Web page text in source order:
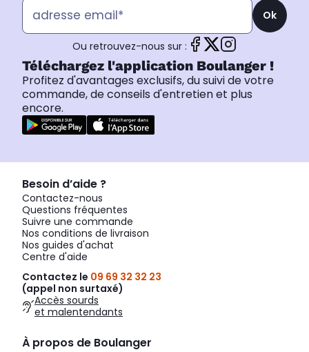
Ok
Ou retrouvez-nous sur :
Téléchargez l'application Boulanger !
Profitez d'avantages exclusifs, du suivi de votre
commande, de conseils d'entretien et plus
encore.
Besoin d’aide ?
Contactez-nous
Questions fréquentes
Suivre une commande
Nos conditions de livraison
Nos guides d'achat
Centre d'aide
Contactez le 09 69 32 32 23
(appel non surtaxé)
Accès sourds
et malentendants
À propos de Boulanger